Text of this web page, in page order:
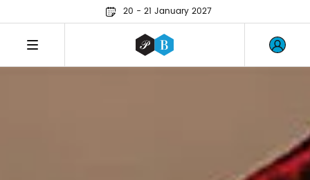
20 - 21 January 2027